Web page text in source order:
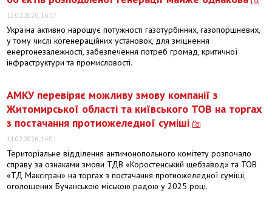
12.02.2026, 16:57
Україна активно нарощує потужності газотурбінних, газопоршневих,
у тому числі когенераційних установок, для зміцнення
енергонезалежності, забезпечення потреб громад, критичної
інфраструктури та промисловості.
АМКУ перевіряє можливу змову компанії з
Житомирської області та київського ТОВ на торгах
з постачання протиожеледної суміші
11.02.2026, 14:01
Територіальне відділення антимонопольного комітету розпочало
справу за ознаками змови ТДВ «Коростенський щебзавод» та ТОВ
«ТД Максігран» на торгах з постачання протиожеледної суміші,
оголошених Бучанською міською радою у 2025 році.